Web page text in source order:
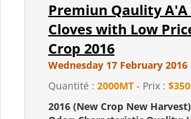
Premiun Qaulity
Cloves with Low
Crop 2016
Wednesday 17 February 2016
Quantité : 2000MT - Prix :
2016 (New Crop New